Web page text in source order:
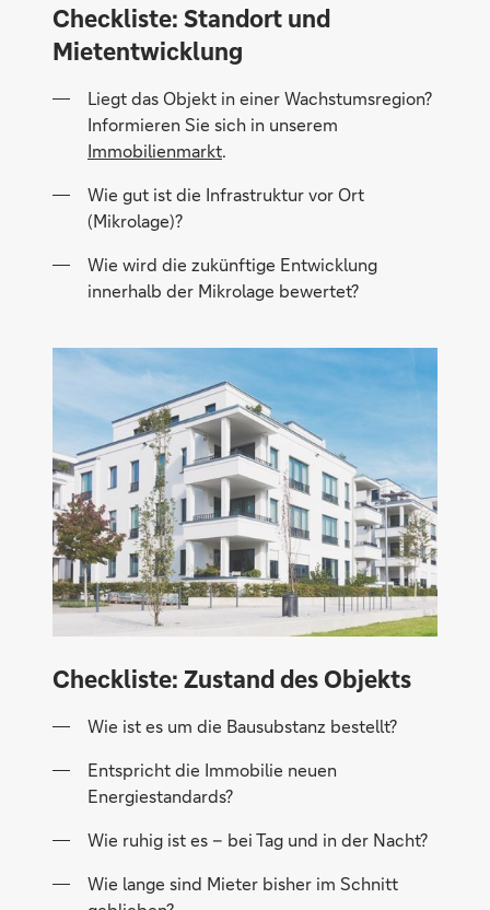
Checkliste: Standort und
Mietentwicklung
Liegt das Objekt in einer Wachstumsregion?
Informieren Sie sich in unserem
Immobilienmarkt.
Wie gut ist die Infrastruktur vor Ort
(Mikrolage)?
Wie wird die zukünftige Entwicklung
innerhalb der Mikrolage bewertet?
Checkliste: Zustand des Objekts
Wie ist es um die Bausubstanz bestellt?
Entspricht die Immobilie neuen
Energiestandards?
Wie ruhig ist es – bei Tag und in der Nacht?
Wie lange sind Mieter bisher im Schnitt